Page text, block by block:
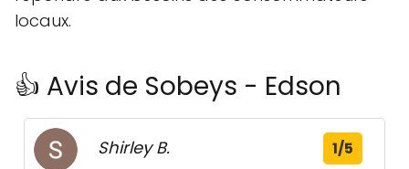
locaux.
👍 Avis de Sobeys - Edson
Shirley B. 1/5